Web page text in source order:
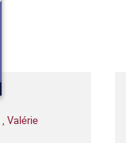
, Valérie